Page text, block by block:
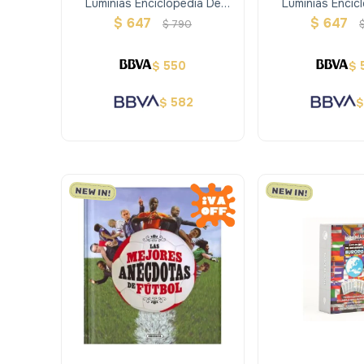
Animales - Aves
$ 647 $790
$ 550
$ 582
Animales -
$ 647
$
$